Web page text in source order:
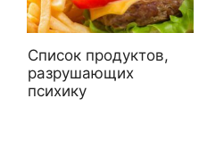
Список продуктов,
разрушающих
психику